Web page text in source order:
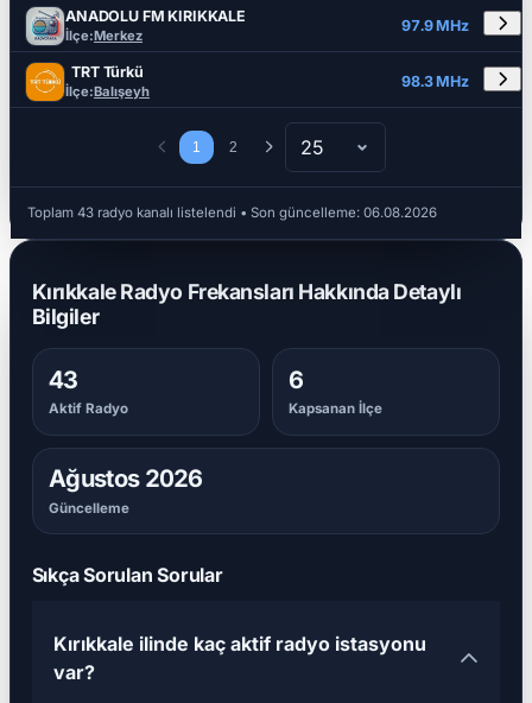
ANADOLU FM KIRIKKALE
İlçe:Merkez
97.9 MHz
TRT Türkü
İlçe:Balışeyh
98.3 MHz
1 2 25
Toplam 43 radyo kanalı listelendi • Son güncelleme:06.08.2026
Kırıkkale Radyo Frekansları Hakkında Detaylı
Bilgiler
43
Aktif Radyo
6
Kapsanan İlçe
Ağustos 2026
Güncelleme
Sıkça Sorulan Sorular
Kırıkkale ilinde kaç aktif radyo istasyonu
var?